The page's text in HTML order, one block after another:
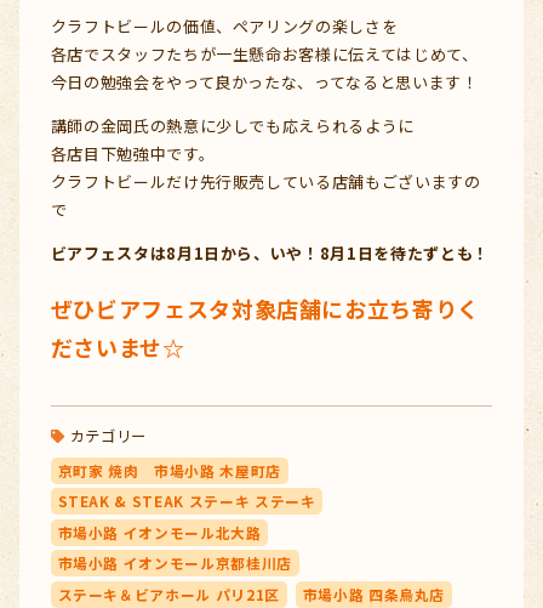
クラフトビールの価値、ペアリングの楽しさを
各店でスタッフたちが一生懸命お客様に伝えてはじめて、
今日の勉強会をやって良かったな、ってなると思います！
講師の金岡氏の熱意に少しでも応えられるように
各店目下勉強中です。
クラフトビールだけ先行販売している店舗もございますの
で
ビアフェスタは8月1日から、いや！8月1日を待たずとも！
ぜひビアフェスタ対象店舗にお立ち寄りく
ださいませ☆
カテゴリー
京町家 焼肉 市場小路 木屋町店
STEAK & STEAK ステーキ ステーキ
市場小路 イオンモール北大路
市場小路 イオンモール京都桂川店
ステーキ＆ビアホール パリ21区
市場小路 四条烏丸店